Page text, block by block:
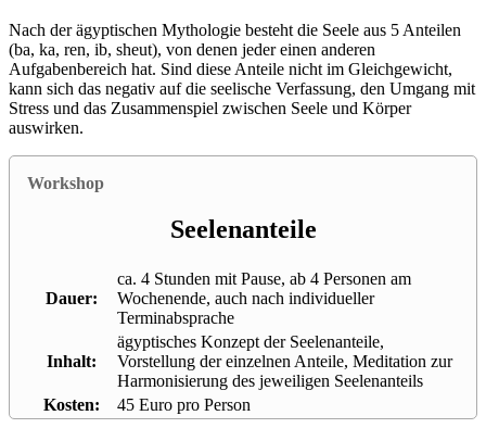
Nach der ägyptischen Mythologie besteht die Seele aus 5 Anteilen
(ba, ka, ren, ib, sheut), von denen jeder einen anderen
Aufgabenbereich hat. Sind diese Anteile nicht im Gleichgewicht,
kann sich das negativ auf die seelische Verfassung, den Umgang mit
Stress und das Zusammenspiel zwischen Seele und Körper
auswirken.
Workshop
Seelenanteile
Dauer:
ca. 4 Stunden mit Pause, ab 4 Personen am
Wochenende, auch nach individueller
Terminabsprache
Inhalt:
ägyptisches Konzept der Seelenanteile,
Vorstellung der einzelnen Anteile, Meditation zur
Harmonisierung des jeweiligen Seelenanteils
Kosten:
45 Euro pro Person